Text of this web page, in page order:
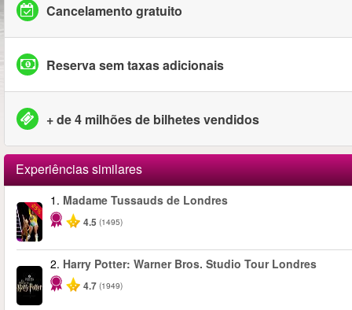
Cancelamento gratuito
Reserva sem taxas adicionais
+ de 4 milhões de bilhetes vendidos
Experiências similares
-25%
1. Madame Tussauds de Londres
4.5 (1495)
2. Harry Potter: Warner Bros. Studio Tour Londres
4.7 (1949)